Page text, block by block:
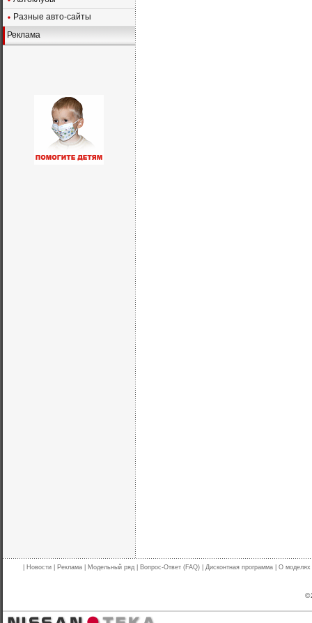
Разные авто-сайты
Реклама
Новости Реклама Модельный ряд Вопрос-Ответ (FAQ) Дисконтная программа О моделях
©